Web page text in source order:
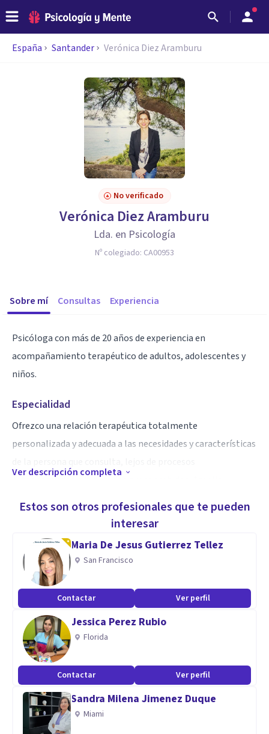
España Santander Verónica Diez Aramburu
No verificado
Verónica Diez Aramburu
Lda. en Psicología
Nº colegiado: CA00953
Sobre mí Consultas Experiencia
Psicóloga con más de 20 años de experiencia en
acompañamiento terapéutico de adultos, adolescentes y
niños.
Especialidad
Ofrezco una relación terapéutica totalmente
personalizada y adecuada a las necesidades y características
estandarizados o itinerarios preconcebidos. Amplia
Aptitudes
Terapia Relacional Integrativa
Terapia Cognitivo-Conductual
Análisis Transaccional
EMDR
Ver descripción completa
Estos son otros profesionales que te pueden
interesar
Maria De Jesus Gutierrez Tellez
San Francisco
Contactar Ver perfil
Jessica Perez Rubio
Florida
Contactar Ver perfil
Sandra Milena Jimenez Duque
Miami